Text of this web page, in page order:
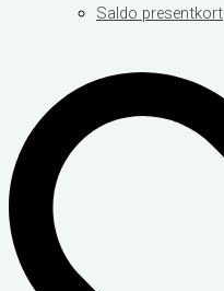
Saldo presentkort